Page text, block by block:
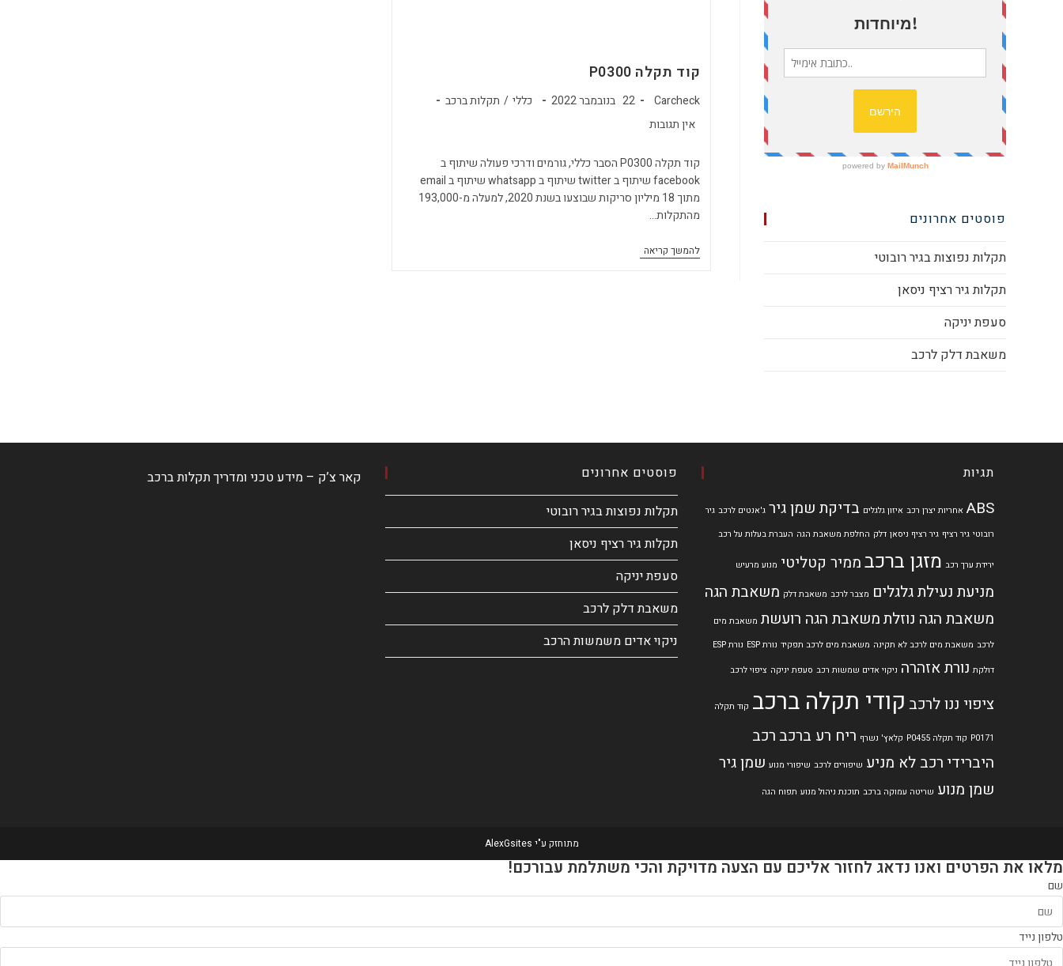
קוד תקלה P0300
מחבר:
Carcheck פורסם:
22 בנובמבר 2022 קטגוריה:
כללי / תקלות ברכב
תגובות:
אין תגובות
קוד תקלה P0300 הסבר כללי, גורמים ודרכי פעולה שיתוף ב
facebook שיתוף ב twitter שיתוף ב whatsapp שיתוף ב email
מתוך 18 מיליון סריקות שבוצעו בשנת 2020, למעלה מ-193,000
מהתקלות…
להמשך קריאהקוד
תקלה
פוסטים אחרונים
תקלות נפוצות בגיר רובוטי
תקלות גיר רציף ניסאן
סעפת יניקה
משאבת דלק לרכב
קאר צ’ק – מידע טכני ומדריך תקלות ברכב פוסטים אחרונים
תקלות נפוצות בגיר רובוטי
תקלות גיר רציף ניסאן
סעפת יניקה
משאבת דלק לרכב
ניקוי אדים משמשות הרכב
תגיות
ABS אחריות יצרן רכב איזון גלגלים בדיקת שמן גיר ג'אנטים לרכב גיר
רובוטי גיר רציף גיר רציף ניסאן דלק החלפת משאבת הגה העברת בעלות על רכב
ירידת ערך רכב מזגן ברכבממיר קטליטי מנוע מרעיש
מניעת נעילת גלגלים מצבר לרכב משאבת דלק משאבת הגה
משאבת הגה נוזלתמשאבת הגה רועשת משאבת מים
לרכב משאבת מים לרכב לא תקינה משאבת מים לרכב תפקיד נורת ESP נורת ESP
דולקת נורת אזהרה ניקוי אדים שמשות רכב סעפת יניקה ציפוי לרכב
ציפוי ננו לרכב קודי תקלה ברכב קוד תקלה
P0171 קוד תקלה P0455 קלאץ' נשרף ריח רע ברכב רכב
היברידי רכב לא מניע שיפורים לרכב שיפורי מנוע שמן גיר
שמן מנוע שריטה עמוקה ברכב תוכנת ניהול מנוע תפוח הגה
מתוחזק ע"י AlexGsites
מלאו את הפרטים ואנו נדאג לחזור אליכם עם הצעה מדויקת והכי משתלמת עבורכם!
שם
טלפון נייד